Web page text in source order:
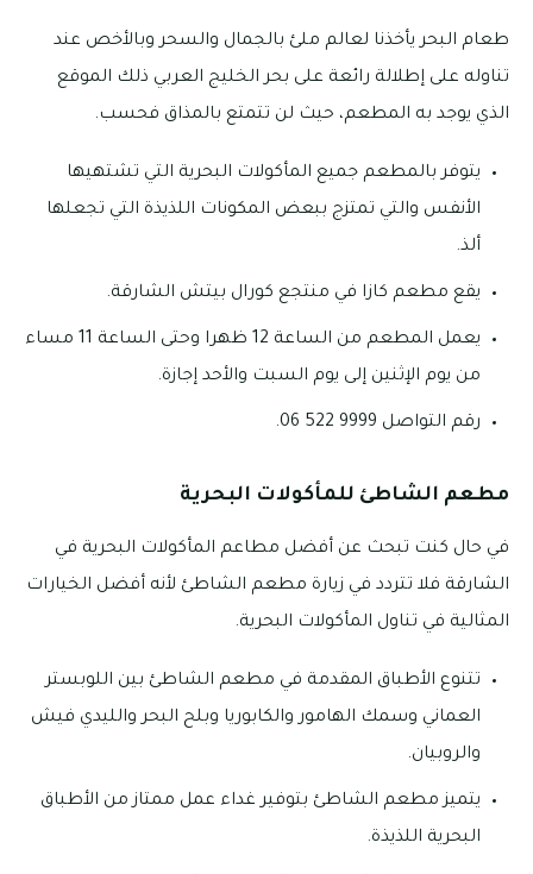
طعام البحر يأخذنا لعالم ملئ بالجمال والسحر وبالأخص عند
تناوله على إطلالة رائعة على بحر الخليج العربي ذلك الموقع
الذي يوجد به المطعم، حيث لن تتمتع بالمذاق فحسب.
يتوفر بالمطعم جميع المأكولات البحرية التي تشتهيها
الأنفس والتي تمتزج ببعض المكونات اللذيذة التي تجعلها
ألذ.
يقع مطعم كازا في منتجع كورال بيتش الشارقة.
يعمل المطعم من الساعة 12 ظهرا وحتى الساعة 11 مساء
من يوم الإثنين إلى يوم السبت والأحد إجازة.
رقم التواصل 9999 522 06.
مطعم الشاطئ للمأكولات البحرية
في حال كنت تبحث عن أفضل مطاعم المأكولات البحرية في
الشارقة فلا تتردد في زيارة مطعم الشاطئ لأنه أفضل الخيارات
المثالية في تناول المأكولات البحرية.
تتنوع الأطباق المقدمة في مطعم الشاطئ بين اللوبستر
العماني وسمك الهامور والكابوريا وبلح البحر والليدي فيش
والروبيان.
يتميز مطعم الشاطئ بتوفير غداء عمل ممتاز من الأطباق
البحرية اللذيذة.